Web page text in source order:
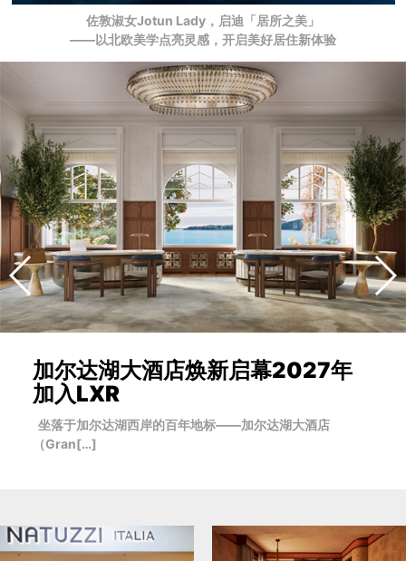
佐敦淑女Jotun Lady，启迪「居所之美」
——以北欧美学点亮灵感，开启美好居住新体验
加尔达湖大酒店焕新启幕2027年
加入LXR
坐落于加尔达湖西岸的百年地标——加尔达湖大酒店
（Gran[…]